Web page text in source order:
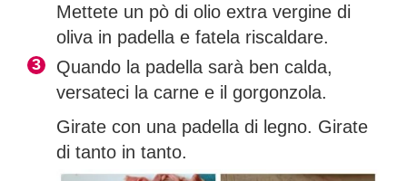
Mettete un pò di olio extra vergine di
oliva in padella e fatela riscaldare.
Quando la padella sarà ben calda,
versateci la carne e il gorgonzola.
Girate con una padella di legno. Girate
di tanto in tanto.